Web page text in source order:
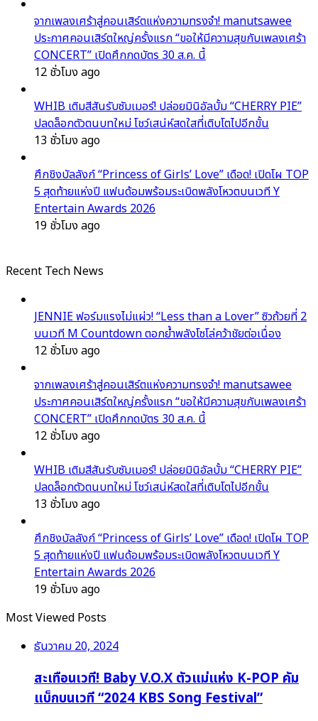
จากเพลงเศร้าสู่คอนเสิร์ตแห่งความทรงจำ! manutsawee
ประกาศคอนเสิร์ตใหญ่ครั้งแรก “ขอให้มีความสุขกับเพลงเศร้า
CONCERT” เปิดศึกกดบัตร 30 ส.ค. นี้
12 ชั่วโมง ago
WHIB เติมสีสันรับซัมเมอร์! ปล่อยมินิอัลบั้ม “CHERRY PIE”
ปลดล็อกตัวตนบทใหม่ โชว์เสน่ห์สดใสที่เติบโตไปอีกขั้น
13 ชั่วโมง ago
ศึกชิงบัลลังก์ “Princess of Girls’ Love” เดือด! เปิดโผ TOP
5 สุดท้ายแห่งปี แฟนด้อมพร้อมระเบิดพลังโหวตบนเวที Y
Entertain Awards 2026
19 ชั่วโมง ago
Recent Tech News
JENNIE ฟอร์มแรงไม่แผ่ว! “Less than a Lover” ซิวถ้วยที่ 2
บนเวที M Countdown ตอกย้ำพลังโซโล่คว้าชัยต่อเนื่อง
12 ชั่วโมง ago
จากเพลงเศร้าสู่คอนเสิร์ตแห่งความทรงจำ! manutsawee
ประกาศคอนเสิร์ตใหญ่ครั้งแรก “ขอให้มีความสุขกับเพลงเศร้า
CONCERT” เปิดศึกกดบัตร 30 ส.ค. นี้
12 ชั่วโมง ago
WHIB เติมสีสันรับซัมเมอร์! ปล่อยมินิอัลบั้ม “CHERRY PIE”
ปลดล็อกตัวตนบทใหม่ โชว์เสน่ห์สดใสที่เติบโตไปอีกขั้น
13 ชั่วโมง ago
ศึกชิงบัลลังก์ “Princess of Girls’ Love” เดือด! เปิดโผ TOP
5 สุดท้ายแห่งปี แฟนด้อมพร้อมระเบิดพลังโหวตบนเวที Y
Entertain Awards 2026
19 ชั่วโมง ago
Most Viewed Posts
ธันวาคม 20, 2024
สะเทือนเวที! Baby V.O.X ตัวแม่แห่ง K-POP คัม
แบ็กบนเวที “2024 KBS Song Festival”